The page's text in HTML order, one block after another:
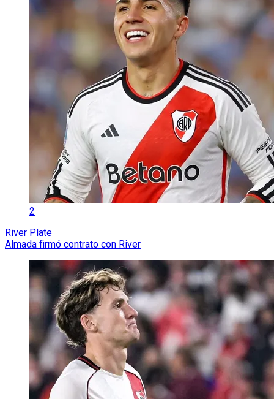
2
River Plate
Almada firmó contrato con River